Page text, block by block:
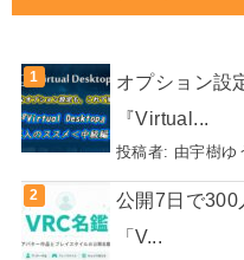
オプション設
『Virtual...
投稿者: 由宇樹ゆ
公開7日で
「V...